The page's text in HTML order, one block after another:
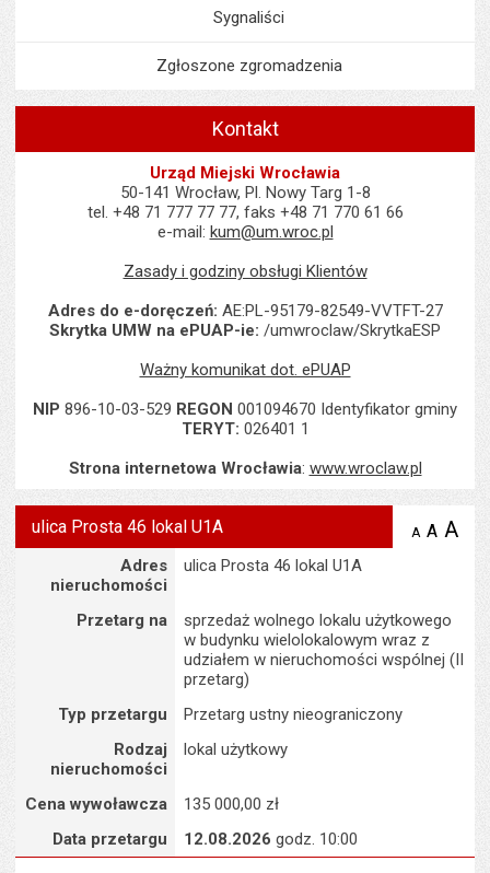
Sygnaliści
Zgłoszone zgromadzenia
Kontakt
Urząd Miejski Wrocławia
50-141 Wrocław, Pl. Nowy Targ 1-8
tel. +48 71 777 77 77, faks +48 71 770 61 66
e-mail: kum@um.wroc.pl
Zasady i godziny obsługi Klientów
Adres do e-doręczeń: AE:PL-95179-82549-VVTFT-27
Skrytka UMW na ePUAP-ie: /umwroclaw/SkrytkaESP
Ważny komunikat dot. ePUAP
NIP 896-10-03-529 REGON 001094670 Identyfikator gminy
TERYT: 026401 1
Strona internetowa Wrocławia: www.wroclaw.pl
ulica Prosta 46 lokal U1A A zmniejsz
A A
Adres
nieruchomości
ulica Prosta 46 lokal U1A
Przetarg na
sprzedaż wolnego lokalu użytkowego
w budynku wielolokalowym wraz z
udziałem w nieruchomości wspólnej (II
przetarg)
Typ przetargu
Przetarg ustny nieograniczony
Rodzaj
nieruchomości
lokal użytkowy
Cena wywoławcza
135 000,00 zł
Data przetargu
12.08.2026 godz. 10:00